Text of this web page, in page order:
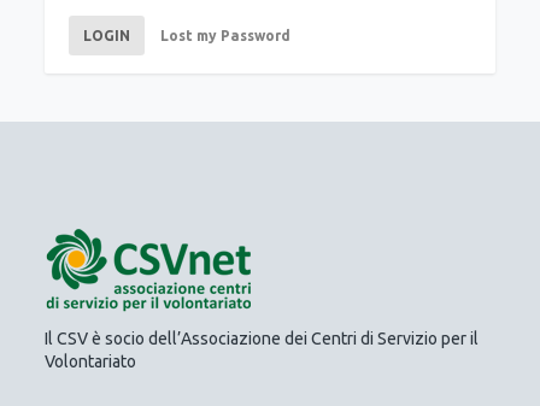
LOGIN Lost my Password
Il CSV è socio dell’Associazione dei Centri di Servizio per il
Volontariato